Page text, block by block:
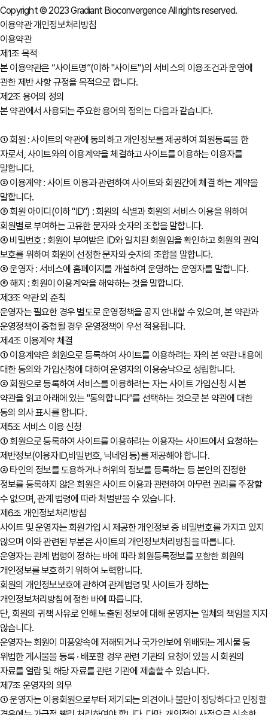
Copyright © 2023 Gradiant Bioconvergence All rights reserved.
이용약관개인정보처리방침
이용약관
제1조 목적
본 이용약관은 “사이트명”(이하 "사이트")의 서비스의 이용조건과 운영에
관한 제반 사항 규정을 목적으로 합니다.
제2조 용어의 정의
본 약관에서 사용되는 주요한 용어의 정의는 다음과 같습니다.
① 회원 : 사이트의 약관에 동의하고 개인정보를 제공하여 회원등록을 한
자로서, 사이트와의 이용계약을 체결하고 사이트를 이용하는 이용자를
말합니다.
② 이용계약 : 사이트 이용과 관련하여 사이트와 회원간에 체결 하는 계약을
말합니다.
③ 회원 아이디(이하 "ID") : 회원의 식별과 회원의 서비스 이용을 위하여
회원별로 부여하는 고유한 문자와 숫자의 조합을 말합니다.
④ 비밀번호 : 회원이 부여받은 ID와 일치된 회원임을 확인하고 회원의 권익
보호를 위하여 회원이 선정한 문자와 숫자의 조합을 말합니다.
⑤ 운영자 : 서비스에 홈페이지를 개설하여 운영하는 운영자를 말합니다.
⑥ 해지 : 회원이 이용계약을 해약하는 것을 말합니다.
제3조 약관 외 준칙
운영자는 필요한 경우 별도로 운영정책을 공지 안내할 수 있으며, 본 약관과
운영정책이 중첩될 경우 운영정책이 우선 적용됩니다.
제4조 이용계약 체결
① 이용계약은 회원으로 등록하여 사이트를 이용하려는 자의 본 약관 내용에
대한 동의와 가입신청에 대하여 운영자의 이용승낙으로 성립합니다.
② 회원으로 등록하여 서비스를 이용하려는 자는 사이트 가입신청 시 본
약관을 읽고 아래에 있는 "동의합니다"를 선택하는 것으로 본 약관에 대한
동의 의사 표시를 합니다.
제5조 서비스 이용 신청
① 회원으로 등록하여 사이트를 이용하려는 이용자는 사이트에서 요청하는
제반정보(이용자ID,비밀번호, 닉네임 등)를 제공해야 합니다.
② 타인의 정보를 도용하거나 허위의 정보를 등록하는 등 본인의 진정한
정보를 등록하지 않은 회원은 사이트 이용과 관련하여 아무런 권리를 주장할
수 없으며, 관계 법령에 따라 처벌받을 수 있습니다.
제6조 개인정보처리방침
사이트 및 운영자는 회원가입 시 제공한 개인정보 중 비밀번호를 가지고 있지
않으며 이와 관련된 부분은 사이트의 개인정보처리방침을 따릅니다.
운영자는 관계 법령이 정하는 바에 따라 회원등록정보를 포함한 회원의
개인정보를 보호하기 위하여 노력합니다.
회원의 개인정보보호에 관하여 관계법령 및 사이트가 정하는
개인정보처리방침에 정한 바에 따릅니다.
단, 회원의 귀책 사유로 인해 노출된 정보에 대해 운영자는 일체의 책임을 지지
않습니다.
운영자는 회원이 미풍양속에 저해되거나 국가안보에 위배되는 게시물 등
위법한 게시물을 등록 · 배포할 경우 관련 기관의 요청이 있을 시 회원의
자료를 열람 및 해당 자료를 관련 기관에 제출할 수 있습니다.
제7조 운영자의 의무
① 운영자는 이용회원으로부터 제기되는 의견이나 불만이 정당하다고 인정할